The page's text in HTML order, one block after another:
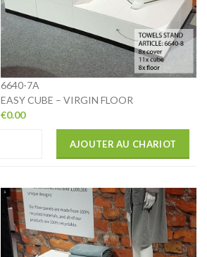
6640-7A
EASY CUBE – VIRGIN FLOOR
€0.00
AJOUTER AU CHARIOT